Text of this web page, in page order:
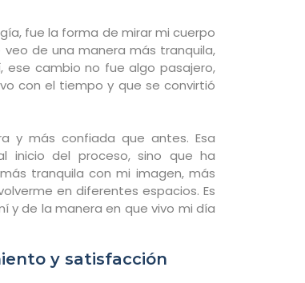
fue la forma de mirar mi cuerpo
de una manera más tranquila,
ese cambio no fue algo pasajero,
con el tiempo y que se convirtió
y más confiada que antes. Esa
inicio del proceso, sino que ha
tranquila con mi imagen, más
en diferentes espacios. Es
y de la manera en que vivo mi día
y satisfacción